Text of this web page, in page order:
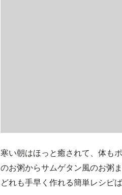
寒い朝はほっと癒されて、体も
のお粥からサムゲタン風のお粥
どれも手早く作れる簡単レシピ